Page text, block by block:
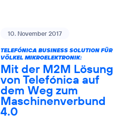
10. November 2017
TELEFÓNICA BUSINESS SOLUTION FÜR
VÖLKEL MIKROELEKTRONIK:
Mit der M2M Lösung
von Telefónica auf
dem Weg zum
Maschinenverbund
4.0